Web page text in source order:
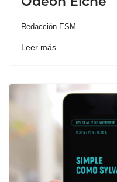
Redacción ESM
Leer más…